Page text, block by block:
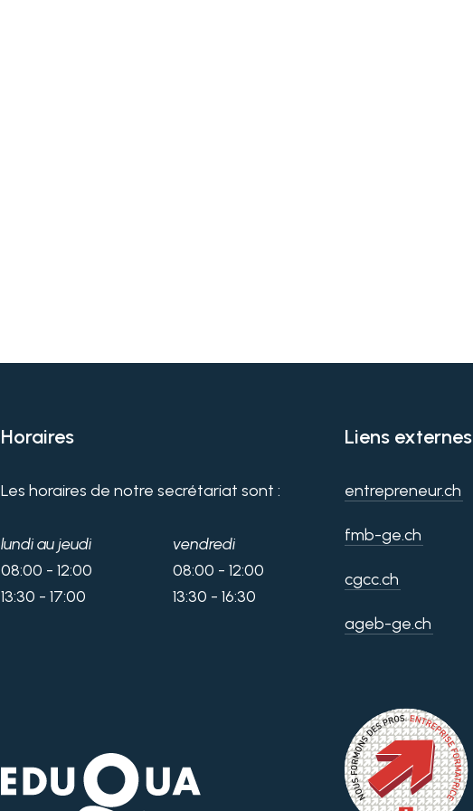
Horaires
Les horaires de notre secrétariat sont :
lundi au jeudi
08:00 - 12:00
13:30 - 17:00
vendredi
08:00 - 12:00
13:30 - 16:30
Liens externes
entrepreneur.ch
fmb-ge.ch
cgcc.ch
ageb-ge.ch